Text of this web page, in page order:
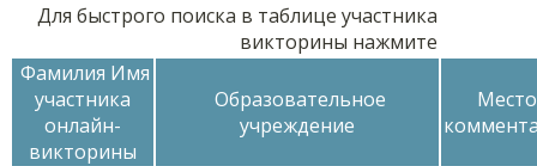
Для быстрого поиска в таблице участника
викторины нажмите
Фамилия Имя
участника
онлайн-
викторины
Образовательное
учреждение